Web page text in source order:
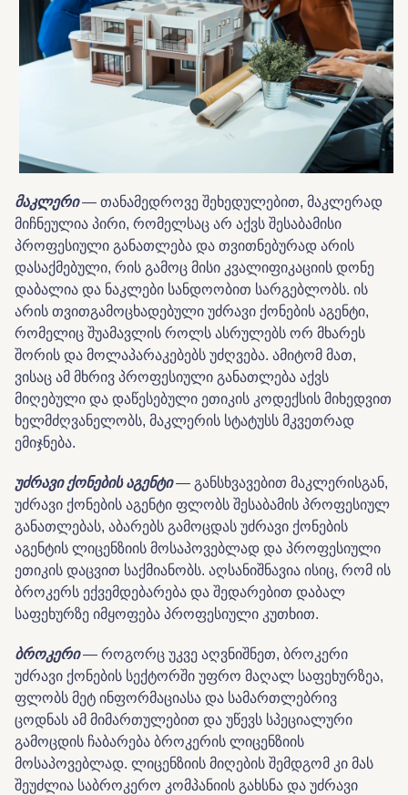
მაკლერი— თანამედროვე შეხედულებით, მაკლერად
მიჩნეულია პირი, რომელსაც არ აქვს შესაბამისი
პროფესიული განათლება და თვითნებურად არის
დასაქმებული, რის გამოც მისი კვალიფიკაციის დონე
დაბალია და ნაკლები სანდოობით სარგებლობს. ის
არის თვითგამოცხადებული უძრავი ქონების აგენტი,
რომელიც შუამავლის როლს ასრულებს ორ მხარეს
შორის და მოლაპარაკებებს უძღვება. ამიტომ მათ,
ვისაც ამ მხრივ პროფესიული განათლება აქვს
მიღებული და დაწესებული ეთიკის კოდექსის მიხედვით
ხელმძღვანელობს, მაკლერის სტატუსს მკვეთრად
ემიჯნება.
უძრავიქონებისაგენტი— განსხვავებით მაკლერისგან,
უძრავი ქონების აგენტი ფლობს შესაბამის პროფესიულ
განათლებას, აბარებს გამოცდას უძრავი ქონების
აგენტის ლიცენზიის მოსაპოვებლად და პროფესიული
ეთიკის დაცვით საქმიანობს. აღსანიშნავია ისიც, რომ ის
ბროკერს ექვემდებარება და შედარებით დაბალ
საფეხურზე იმყოფება პროფესიული კუთხით.
ბროკერი— როგორც უკვე აღვნიშნეთ, ბროკერი
უძრავი ქონების სექტორში უფრო მაღალ საფეხურზეა,
ფლობს მეტ ინფორმაციასა და სამართლებრივ
ცოდნას ამ მიმართულებით და უწევს სპეციალური
გამოცდის ჩაბარება ბროკერის ლიცენზიის
მოსაპოვებლად. ლიცენზიის მიღების შემდგომ კი მას
შეუძლია საბროკერო კომპანიის გახსნა და უძრავი